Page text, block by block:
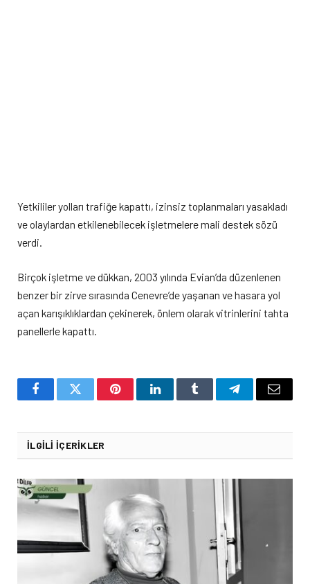
Yetkililer yolları trafiğe kapattı, izinsiz toplanmaları yasakladı
ve olaylardan etkilenebilecek işletmelere mali destek sözü
verdi.
Birçok işletme ve dükkan, 2003 yılında Evian’da düzenlenen
benzer bir zirve sırasında Cenevre’de yaşanan ve hasara yol
açan karışıklıklardan çekinerek, önlem olarak vitrinlerini tahta
panellerle kapattı.
FacebookTwitter PinterestLinkedInTumblr TelegramEmail
İLGILI İÇERIKLER